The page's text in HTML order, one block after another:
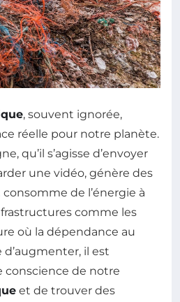
, souvent ignorée,
réelle pour notre planète.
qu’il s’agisse d’envoyer
une vidéo, génère des
consomme de l’énergie à
comme les
où la dépendance au
il est
conscience de notre
et de trouver des